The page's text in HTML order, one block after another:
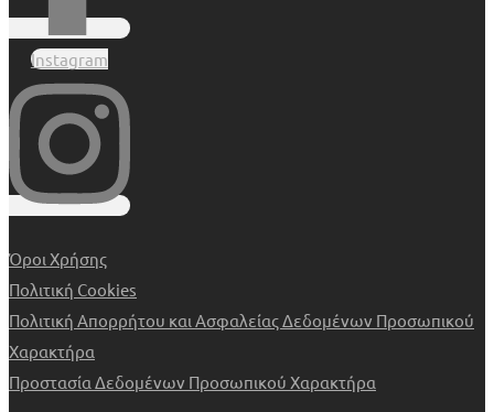
Instagram
Όροι Χρήσης
Πολιτική Cookies
Πολιτική Απορρήτου και Ασφαλείας Δεδομένων Προσωπικού
Χαρακτήρα
Προστασία Δεδομένων Προσωπικού Χαρακτήρα